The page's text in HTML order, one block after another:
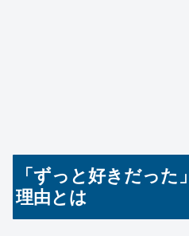
「ずっと好きだった
理由とは